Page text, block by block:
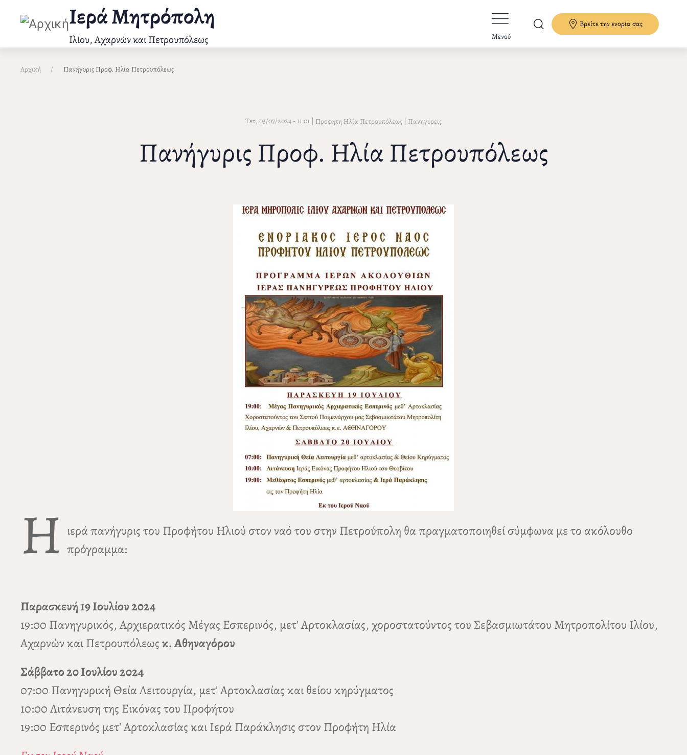
Ιερά Μητρόπολη
Ιλίου, Αχαρνών και Πετρουπόλεως Μενού
Βρείτε την ενορία σας
Αρχική Πανήγυρις Προφ. Ηλία Πετρουπόλεως
Τετ, 03/07/2024 - 11:01 | Προφήτη Ηλία Πετρουπόλεως | Πανηγύρεις
Πανήγυρις Προφ. Ηλία Πετρουπόλεως
Η ιερά πανήγυρις του Προφήτου Ηλιού στον ναό του στην Πετρούπολη θα πραγματοποιηθεί σύμφωνα με το ακόλουθο
πρόγραμμα:
Παρασκευή 19 Ιουλίου 2024
19:00 Πανηγυρικός, Αρχιερατικός Μέγας Εσπερινός, μετ' Αρτοκλασίας, χοροστατούντος του Σεβασμιωτάτου Μητροπολίτου Ιλίου,
Αχαρνών και Πετρουπόλεωςκ. Αθηναγόρου
Σάββατο 20 Ιουλίου 2024
07:00 Πανηγυρική Θεία Λειτουργία, μετ' Αρτοκλασίας και θείου κηρύγματος
10:00 Λιτάνευση της Εικόνας του Προφήτου
19:00 Εσπερινός μετ' Αρτοκλασίας και Ιερά Παράκλησις στον Προφήτη Ηλία